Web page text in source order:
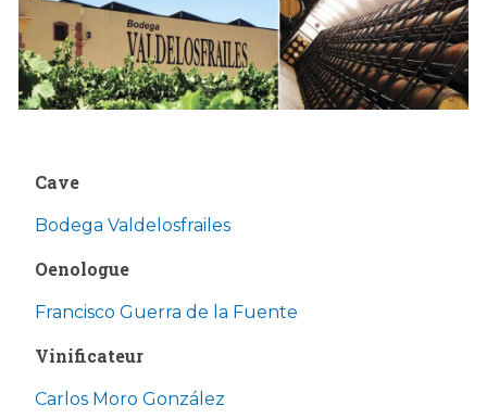
Cave
Bodega Valdelosfrailes
Oenologue
Francisco Guerra de la Fuente
Vinificateur
Carlos Moro González